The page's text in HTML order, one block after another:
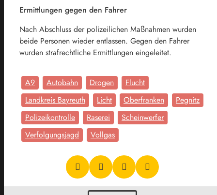
Ermittlungen gegen den Fahrer
Nach Abschluss der polizeilichen Maßnahmen wurden
beide Personen wieder entlassen. Gegen den Fahrer
wurden strafrechtliche Ermittlungen eingeleitet.
A9 Autobahn Drogen
Flucht
Landkreis Bayreuth
Licht Oberfranken
Pegnitz
Polizeikontrolle
Raserei
Scheinwerfer
Verfolgungsjagd
Vollgas